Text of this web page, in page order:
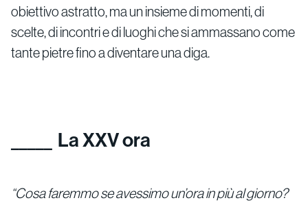
obiettivo astratto, ma un insieme di momenti, di
scelte, di incontri e di luoghi che si ammassano come
tante pietre fino a diventare una diga.
La XXV ora
“Cosa faremmo se avessimo un’ora in più al giorno?